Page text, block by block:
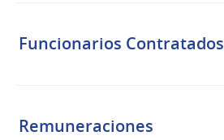
Funcionarios Contratados
Remuneraciones